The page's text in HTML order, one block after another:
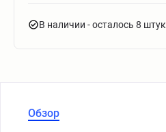
В наличии - осталось 8 штук
Обзор